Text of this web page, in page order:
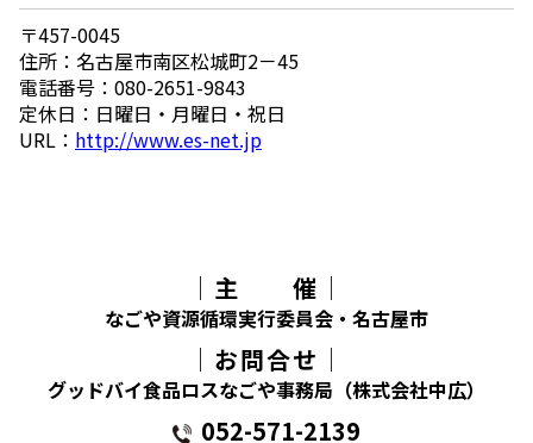
〒457-0045
住所：名古屋市南区松城町2－45
電話番号：080-2651-9843
定休日：日曜日・月曜日・祝日
URL： http://www.es-net.jp
│主 催│
なごや資源循環実行委員会・名古屋市
│お問合せ│
グッドバイ食品ロスなごや事務局（株式会社中広）
052-571-2139